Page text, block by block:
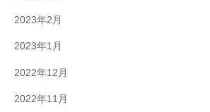
2023年2月
2023年1月
2022年12月
2022年11月